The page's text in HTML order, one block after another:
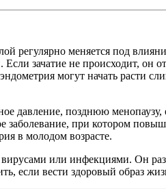
регулярно меняется под
зачатие не происходит, он
могут начать расти
позднюю менопаузу,
при котором
в молодом возрасте.
или инфекциями. Он
если вести здоровый образ